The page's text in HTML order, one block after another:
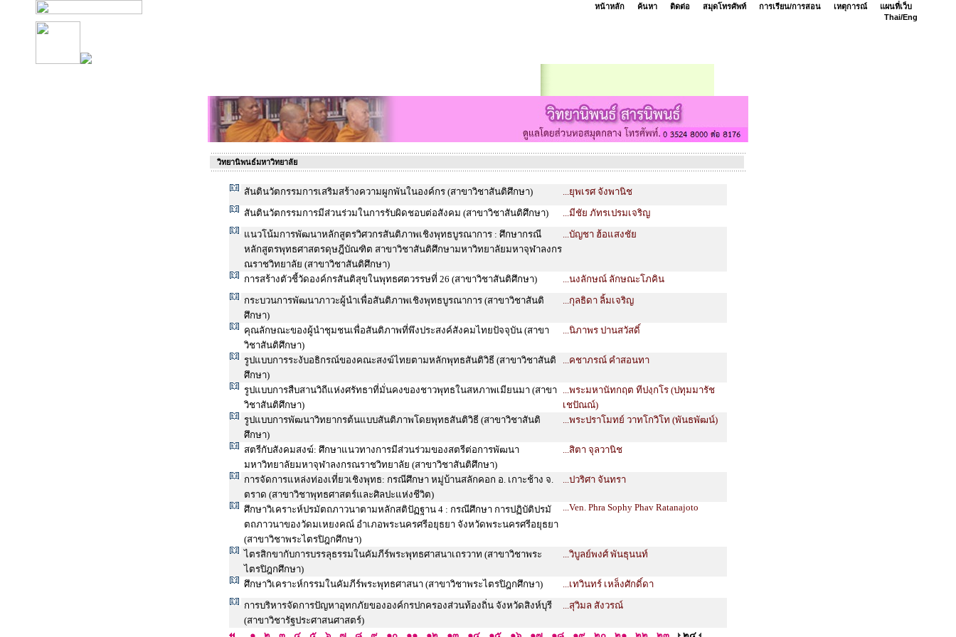
หน้าหลัก ค้นหา ติดต่อ สมุดโทรศัพท์ การเรียน/การสอน เหตุการณ์
แผนที่เว็บ
Thai/Eng
วิทยานิพนธ์มหาวิทยาลัย
สันตินวัตกรรมการเสริมสร้างความผูกพันในองค์กร (สาขาวิชาสันติศึกษา)
...ยุพเรศ จังพานิช
สันตินวัตกรรมการมีส่วนร่วมในการรับผิดชอบต่อสังคม (สาขาวิชาสันติศึกษา)
...มีชัย ภัทรเปรมเจริญ
แนวโน้มการพัฒนาหลักสูตรวิศวกรสันติภาพเชิงพุทธบูรณาการ : ศึกษากรณี
หลักสูตรพุทธศาสตรดุษฎีบัณฑิต สาขาวิชาสันติศึกษามหาวิทยาลัยมหาจุฬาลงกร
ณราชวิทยาลัย (สาขาวิชาสันติศึกษา)
...บัญชา ฮ้อแสงชัย
การสร้างตัวชี้วัดองค์กรสันติสุขในพุทธศตวรรษที่ 26 (สาขาวิชาสันติศึกษา)
...นงลักษณ์ ลักษณะโภคิน
กระบวนการพัฒนาภาวะผู้นำเพื่อสันติภาพเชิงพุทธบูรณาการ (สาขาวิชาสันติ
ศึกษา)
...กุลธิดา ลิ้มเจริญ
คุณลักษณะของผู้นำชุมชนเพื่อสันติภาพที่พึงประสงค์สังคมไทยปัจจุบัน (สาขา
วิชาสันติศึกษา)
...นิภาพร ปานสวัสดิ์
รูปแบบการระงับอธิกรณ์ของคณะสงฆ์ไทยตามหลักพุทธสันติวิธี (สาขาวิชาสันติ
ศึกษา)
...คชาภรณ์ คำสอนทา
รูปแบบการสืบสานวิถีแห่งศรัทธาที่มั่นคงของชาวพุทธในสหภาพเมียนมา (สาขา
วิชาสันติศึกษา)
...พระมหานัทกฤต ทีปงฺกโร (ปทุมมารัช
เชปัณณ์)
รูปแบบการพัฒนาวิทยากรต้นแบบสันติภาพโดยพุทธสันติวิธี (สาขาวิชาสันติ
ศึกษา)
...พระปราโมทย์ วาทโกวิโท (พันธพัฒน์)
สตรีกับสังคมสงฆ์: ศึกษาแนวทางการมีส่วนร่วมของสตรีต่อการพัฒนา
มหาวิทยาลัยมหาจุฬาลงกรณราชวิทยาลัย (สาขาวิชาสันติศึกษา)
...สิตา จุลวานิช
การจัดการแหล่งท่องเที่ยวเชิงพุทธ: กรณีศึกษา หมู่บ้านสลักคอก อ. เกาะช้าง จ.
ตราด (สาขาวิชาพุทธศาสตร์และศิลปะแห่งชีวิต)
...ปวริศา จันทรา
ศึกษาวิเคราะห์ปรมัตถภาวนาตามหลักสติปัฏฐาน 4 : กรณีศึกษา การปฏิบัติปรมั
ตถภาวนาของวัดมเหยงคณ์ อำเภอพระนครศรีอยุธยา จังหวัดพระนครศรีอยุธยา
(สาขาวิชาพระไตรปิฎกศึกษา)
...Ven. Phra Sophy Phav Ratanajoto
ไตรสิกขากับการบรรลุธรรมในคัมภีร์พระพุทธศาสนาเถรวาท (สาขาวิชาพระ
ไตรปิฎกศึกษา)
...วิบูลย์พงศ์ พันธุนนท์
ศึกษาวิเคราะห์กรรมในคัมภีร์พระพุทธศาสนา (สาขาวิชาพระไตรปิฎกศึกษา)
...เทวินทร์ เหล็งศักดิ์ดา
การบริหารจัดการปัญหาอุทกภัยขององค์กรปกครองส่วนท้องถิ่น จังหวัดสิงห์บุรี
(สาขาวิชารัฐประศาสนศาสตร์)
...สุวิมล สังวรณ์